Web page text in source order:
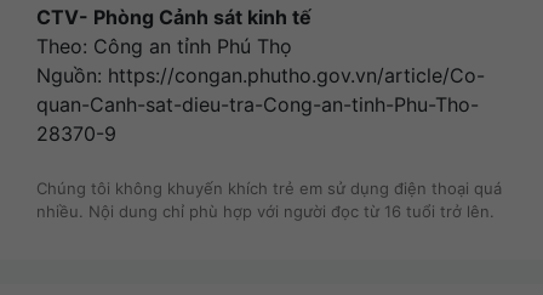
CTV- Phòng Cảnh sát kinh tế
Theo: Công an tỉnh Phú Thọ
Nguồn: https://congan.phutho.gov.vn/article/Co-
quan-Canh-sat-dieu-tra-Cong-an-tinh-Phu-Tho-
28370-9
Chúng tôi không khuyến khích trẻ em sử dụng điện thoại quá
nhiều. Nội dung chỉ phù hợp với người đọc từ 16 tuổi trở lên.